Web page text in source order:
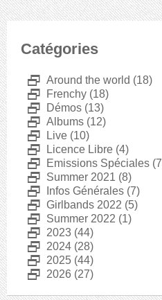
Catégories
D Around the world (18)
D Frenchy (18)
D Démos (13)
D Albums (12)
D Live (10)
D Licence Libre (4)
D Emissions Spéciales
D Summer 2021 (8)
D Infos Générales (7)
D Girlbands 2022 (5)
D Summer 2022 (1)
D 2023 (44)
D 2024 (28)
D 2025 (44)
D 2026 (27)